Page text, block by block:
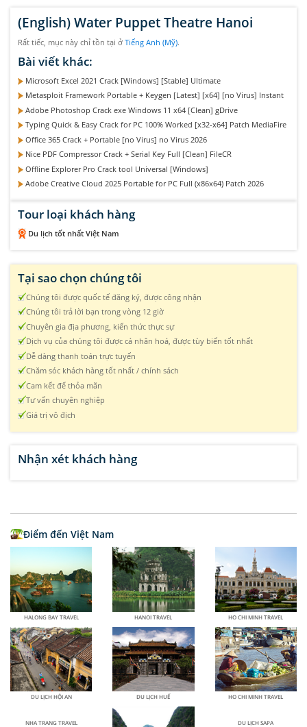
(English) Water Puppet Theatre Hanoi
Rất tiếc, mục này chỉ tồn tại ở Tiếng Anh (Mỹ).
Bài viết khác:
Microsoft Excel 2021 Crack [Windows] [Stable] Ultimate
Metasploit Framework Portable + Keygen [Latest] [x64] [no Virus] Instant
Adobe Photoshop Crack exe Windows 11 x64 [Clean] gDrive
Typing Quick & Easy Crack for PC 100% Worked [x32-x64] Patch MediaFire
Office 365 Crack + Portable [no Virus] no Virus 2026
Nice PDF Compressor Crack + Serial Key Full [Clean] FileCR
Offline Explorer Pro Crack tool Universal [Windows]
Adobe Creative Cloud 2025 Portable for PC Full (x86x64) Patch 2026
Tour loại khách hàng
Du lịch tốt nhất Việt Nam
Tại sao chọn chúng tôi
Chúng tôi được quốc tế đăng ký, được công nhận
Chúng tôi trả lời bạn trong vòng 12 giờ
Chuyên gia địa phương, kiến thức thực sự
Dịch vụ của chúng tôi được cá nhân hoá, được tùy biến tốt nhất
Dễ dàng thanh toán trực tuyến
Chăm sóc khách hàng tốt nhất / chính sách
Cam kết để thỏa mãn
Tư vấn chuyên nghiệp
Giá trị vô địch
Nhận xét khách hàng
Điểm đến Việt Nam
HALONG BAY TRAVEL HANOI TRAVEL HO CHI MINH TRAVEL
DU LỊCH HỘI AN DU LỊCH HUẾ HO CHI MINH TRAVEL
NHA TRANG TRAVEL DU LỊCH SAPA